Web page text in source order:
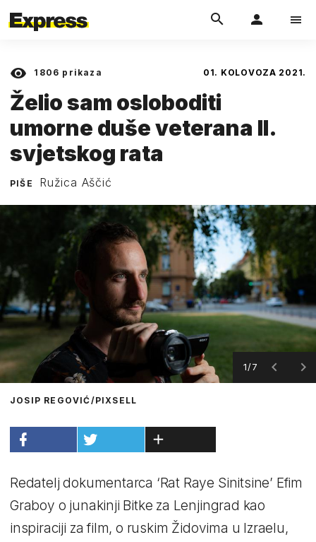
1806 prikaza 01. KOLOVOZA 2021.
Želio sam osloboditi
umorne duše veterana II.
svjetskog rata
PIŠE Ružica Aščić
1/7
JOSIP REGOVIĆ/PIXSELL
Redatelj dokumentarca ‘Rat Raye Sinitsine’ Efim
Graboy o junakinji Bitke za Lenjingrad kao
inspiraciji za film, o ruskim Židovima u Izraelu,